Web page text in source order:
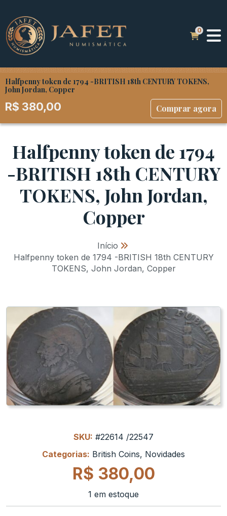
Halfpenny token de 1794 -BRITISH 18th CENTURY TOKENS,
John Jordan, Copper
R$ 380,00 Comprar agora
Halfpenny token de 1794
-BRITISH 18th CENTURY
TOKENS, John Jordan,
Copper
Início »
Halfpenny token de 1794 -BRITISH 18th CENTURY
TOKENS, John Jordan, Copper
SKU: #22614 /22547
Categorias: British Coins, Novidades
R$ 380,00
1 em estoque